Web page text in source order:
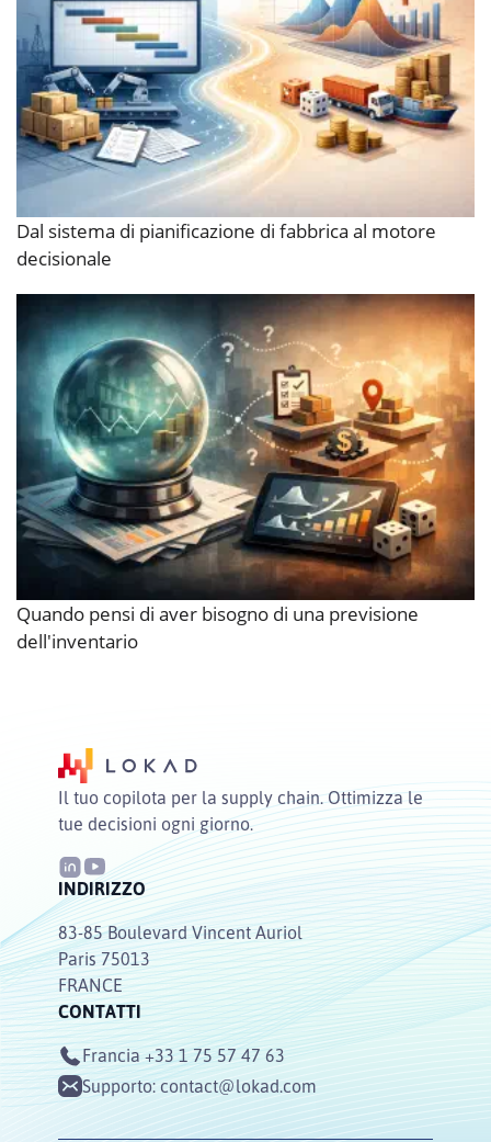
Dal sistema di pianificazione di fabbrica al motore
decisionale
Quando pensi di aver bisogno di una previsione
dell'inventario
Il tuo copilota per la supply chain. Ottimizza le
tue decisioni ogni giorno.
INDIRIZZO
83-85 Boulevard Vincent Auriol
Paris 75013
FRANCE
CONTATTI
Francia +33 1 75 57 47 63
Supporto:contact@lokad.com